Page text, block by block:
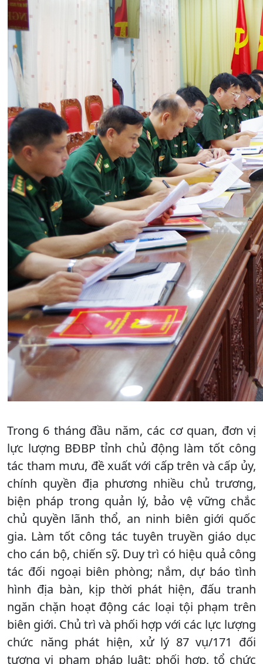
Trong 6 tháng đầu năm, các cơ quan, đơn vị
lực lượng BĐBP tỉnh chủ động làm tốt công
tác tham mưu, đề xuất với cấp trên và cấp ủy,
chính quyền địa phương nhiều chủ trương,
biện pháp trong quản lý, bảo vệ vững chắc
chủ quyền lãnh thổ, an ninh biên giới quốc
gia. Làm tốt công tác tuyên truyền giáo dục
cho cán bộ, chiến sỹ. Duy trì có hiệu quả công
tác đối ngoại biên phòng; nắm, dự báo tình
hình địa bàn, kịp thời phát hiện, đấu tranh
ngăn chặn hoạt động các loại tội phạm trên
biên giới. Chủ trì và phối hợp với các lực lượng
chức năng phát hiện, xử lý 87 vụ/171 đối
tượng vi phạm pháp luật; phối hợp, tổ chức